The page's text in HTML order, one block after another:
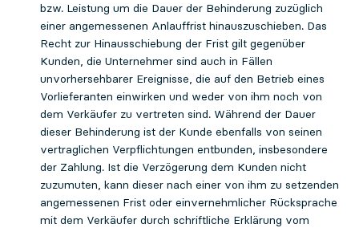
bzw. Leistung um die Dauer der Behinderung zuzüglich
einer angemessenen Anlauffrist hinauszuschieben. Das
Recht zur Hinausschiebung der Frist gilt gegenüber
Kunden, die Unternehmer sind auch in Fällen
unvorhersehbarer Ereignisse, die auf den Betrieb eines
Vorlieferanten einwirken und weder von ihm noch von
dem Verkäufer zu vertreten sind. Während der Dauer
dieser Behinderung ist der Kunde ebenfalls von seinen
vertraglichen Verpflichtungen entbunden, insbesondere
der Zahlung. Ist die Verzögerung dem Kunden nicht
zuzumuten, kann dieser nach einer von ihm zu setzenden
angemessenen Frist oder einvernehmlicher Rücksprache
mit dem Verkäufer durch schriftliche Erklärung vom